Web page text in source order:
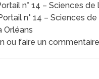
n° 14 – Sciences de
n° 14 – Sciences
Orléans
ou faire un commentaire